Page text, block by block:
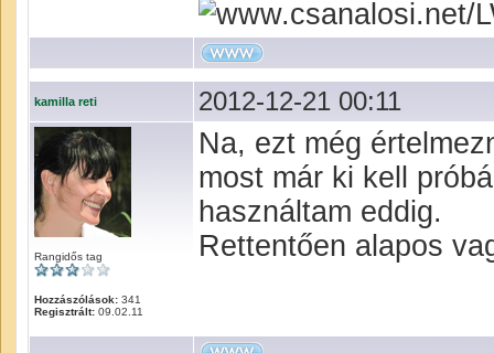
kamilla reti 2012-12-21 00:11
Rangidős tag
Hozzászólások: 341
Regisztrált: 09.02.11
Na, ezt még
most már ki kell
használtam eddig.
Rettentően alapos